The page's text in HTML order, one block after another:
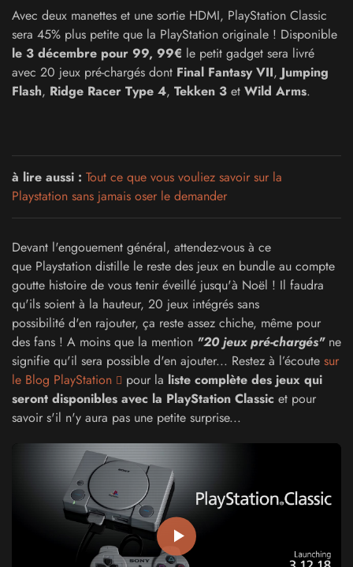
Avec deux manettes et une sortie HDMI, PlayStation Classic
sera 45% plus petite que la PlayStation originale ! Disponible
le 3 décembre pour 99, 99€ le petit gadget sera livré
avec 20 jeux pré-chargés dont Final Fantasy VII, Jumping
Flash, Ridge Racer Type 4, Tekken 3 et Wild Arms.
à lire aussi : Tout ce que vous vouliez savoir sur la
Playstation sans jamais oser le demander
Devant l'engouement général, attendez-vous à ce
que Playstation distille le reste des jeux en bundle au compte
goutte histoire de vous tenir éveillé jusqu'à Noël ! Il faudra
qu'ils soient à la hauteur, 20 jeux intégrés sans
possibilité d'en rajouter, ça reste assez chiche, même pour
des fans ! A moins que la mention "20 jeux pré-chargés"ne
signifie qu'il sera possible d'en ajouter... Restez à l’écoute sur
le Blog PlayStation
pour la liste complète des jeux qui
seront disponibles avec la PlayStation Classic et pour
savoir s'il n'y aura pas une petite surprise...